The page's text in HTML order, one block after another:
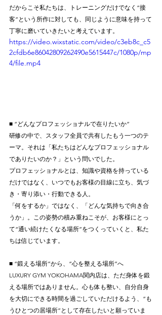
だからこそ私たちは、トレーニングだけでなく“接
客”という所作に対しても、同じように意味を持って
丁寧に磨いていきたいと考えています。
https://video.wixstatic.com/video/c3eb8c_c5
2cfdb6e86042809262490e5615447c/1080p/mp
4/file.mp4
■ “どんなプロフェッショナルで在りたいか”
研修の中で、スタッフ全員で共有したもう一つのテ
ーマ。それは「私たちはどんなプロフェッショナル
でありたいのか？」という問いでした。
プロフェッショナルとは、知識や資格を持っている
だけではなく、いつでもお客様の目線に立ち、気づ
き・寄り添い・行動できる人。
「何をするか」ではなく、「どんな気持ちで向き合
うか」。この姿勢の積み重ねこそが、お客様にとっ
て“通い続けたくなる場所”をつくっていくと、私た
ちは信じています。
■ “鍛える場所”から、“心を整える場所”へ
LUXURY GYM YOKOHAMA関内店は、ただ身体を鍛
える場所ではありません。心も体も整い、自分自身
を大切にできる時間を過ごしていただけるよう、“も
うひとつの居場所”として存在したいと願っていま